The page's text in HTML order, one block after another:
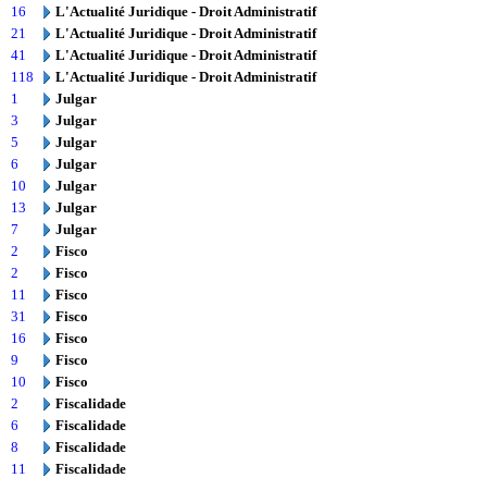
16
L'Actualité Juridique - Droit Administratif
21
L'Actualité Juridique - Droit Administratif
41
L'Actualité Juridique - Droit Administratif
118
L'Actualité Juridique - Droit Administratif
1
Julgar
3
Julgar
5
Julgar
6
Julgar
10
Julgar
13
Julgar
7
Julgar
2
Fisco
2
Fisco
11
Fisco
31
Fisco
16
Fisco
9
Fisco
10
Fisco
2
Fiscalidade
6
Fiscalidade
8
Fiscalidade
11
Fiscalidade